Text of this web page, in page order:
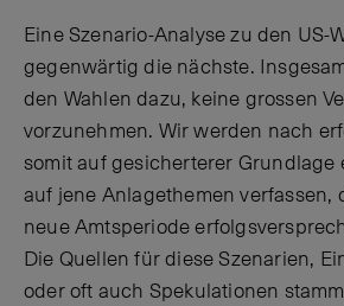
Eine Szenario-Analyse zu den US-
gegenwärtig die nächste.
den Wahlen dazu, keine grossen
vorzunehmen. Wir werden nach
somit auf gesicherterer Grundlage
auf jene Anlagethemen verfassen,
neue Amtsperiode
Die Quellen für diese Szenarien,
oder oft auch Spekulationen